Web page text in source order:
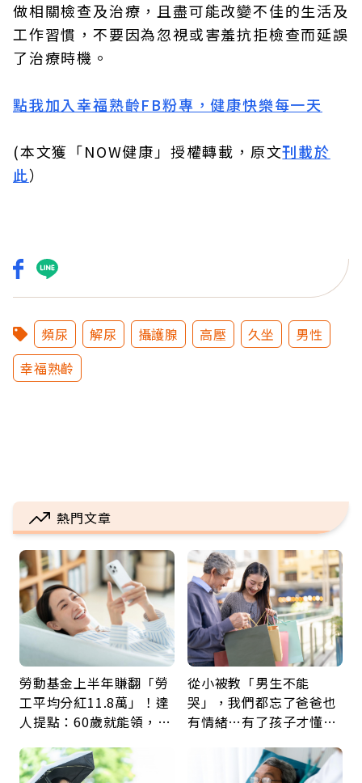
做相關檢查及治療，且盡可能改變不佳的生活及
工作習慣，不要因為忽視或害羞抗拒檢查而延誤
了治療時機。
點我加入幸福熟齡FB粉專，健康快樂每一天
(本文獲「NOW健康」授權轉載，原文刊載於
此）
頻尿 解尿 攝護腺 高壓 久坐
男性
幸福熟齡
熱門文章
勞動基金上半年賺翻「勞
工平均分紅11.8萬」！達
人提點：60歲就能領，重
從小被教「男生不能
哭」，我們都忘了爸爸也
有情緒…有了孩子才懂：